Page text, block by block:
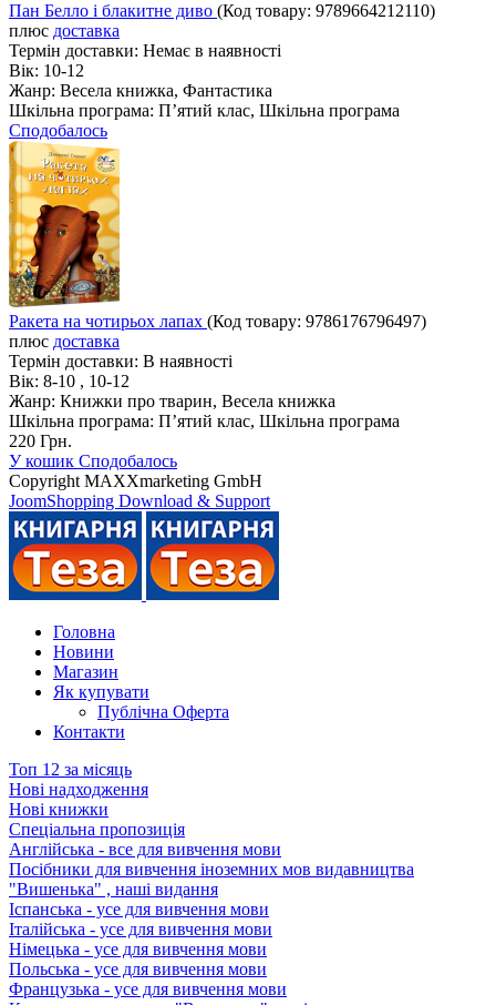
Пан Белло і блакитне диво (Код товару: 9789664212110)
плюс доставка
Термін доставки: Немає в наявності
Вік: 10-12
Жанр: Весела книжка, Фантастика
Шкільна програма: П’ятий клас, Шкільна програма
Сподобалось
Ракета на чотирьох лапах (Код товару: 9786176796497)
плюс доставка
Термін доставки: В наявності
Вік: 8-10 , 10-12
Жанр: Книжки про тварин, Весела книжка
Шкільна програма: П’ятий клас, Шкільна програма
220 Грн.
У кошик Сподобалось
Copyright MAXXmarketing GmbH
JoomShopping Download & Support
Головна
Новини
Магазин
Як купувати
Публічна Оферта
Контакти
Топ 12 за місяць
Нові надходження
Нові книжки
Спеціальна пропозиція
Англійська - все для вивчення мови
Посібники для вивчення іноземних мов видавництва
"Вишенька" , наші видання
Іспанська - усе для вивчення мови
Італійська - усе для вивчення мови
Німецька - усе для вивчення мови
Польська - усе для вивчення мови
Французька - усе для вивчення мови